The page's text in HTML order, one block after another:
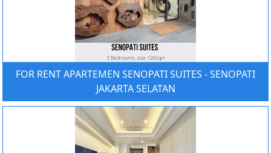
FOR RENT APARTEMEN SENOPATI SUITES - SENOPATI
JAKARTA SELATAN